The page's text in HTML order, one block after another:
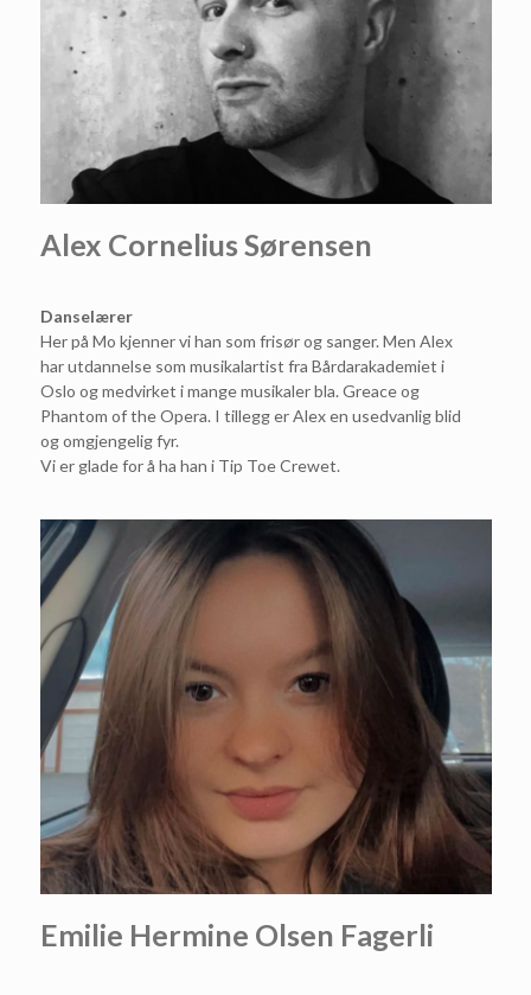
Alex Cornelius Sørensen
Danselærer
Her på Mo kjenner vi han som frisør og sanger. Men Alex
har utdannelse som musikalartist fra Bårdarakademiet i
Oslo og medvirket i mange musikaler bla. Greace og
Phantom of the Opera. I tillegg er Alex en usedvanlig blid
og omgjengelig fyr.
Vi er glade for å ha han i Tip Toe Crewet.
Emilie Hermine Olsen Fagerli